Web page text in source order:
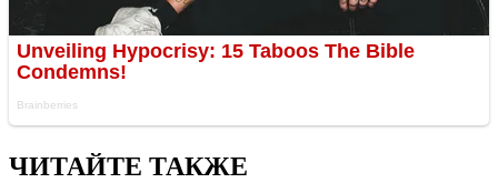
ЧИТАЙТЕ ТАКЖЕ